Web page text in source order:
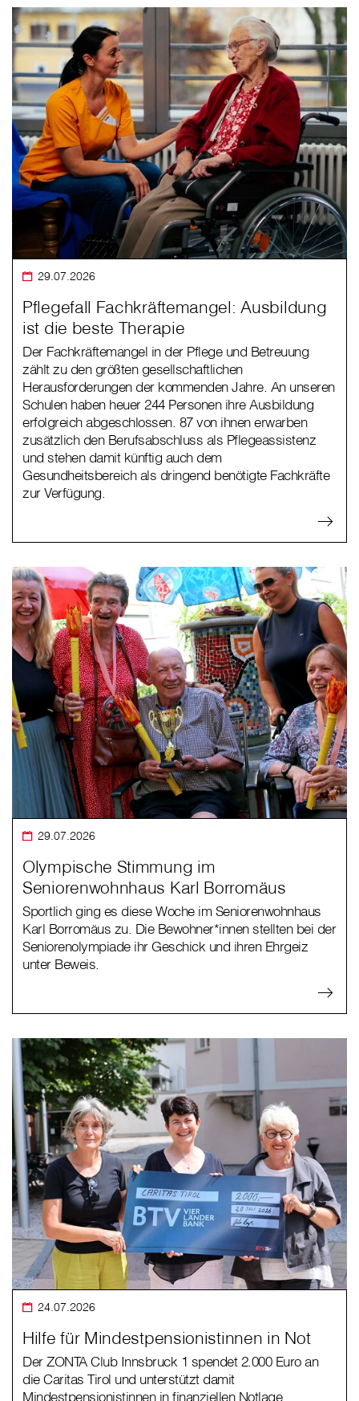
29.07.2026
Pflegefall Fachkräftemangel: Ausbildung
ist die beste Therapie
Der Fachkräftemangel in der Pflege und Betreuung
zählt zu den größten gesellschaftlichen
Herausforderungen der kommenden Jahre. An unseren
Schulen haben heuer 244 Personen ihre Ausbildung
erfolgreich abgeschlossen. 87 von ihnen erwarben
zusätzlich den Berufsabschluss als Pflegeassistenz
und stehen damit künftig auch dem
Gesundheitsbereich als dringend benötigte Fachkräfte
zur Verfügung.
29.07.2026
Olympische Stimmung im
Seniorenwohnhaus Karl Borromäus
Sportlich ging es diese Woche im Seniorenwohnhaus
Karl Borromäus zu. Die Bewohner*innen stellten bei der
Seniorenolympiade ihr Geschick und ihren Ehrgeiz
unter Beweis.
24.07.2026
Hilfe für Mindestpensionistinnen in Not
Der ZONTA Club Innsbruck 1 spendet 2.000 Euro an
die Caritas Tirol und unterstützt damit
Mindestpensionistinnen in finanziellen Notlage.